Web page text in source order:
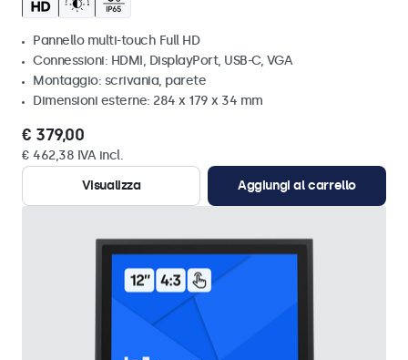
Pannello multi-touch Full HD
Connessioni: HDMI, DisplayPort, USB-C, VGA
Montaggio: scrivania, parete
Dimensioni esterne: 284 x 179 x 34 mm
€ 379,00
€ 462,38 IVA incl.
Visualizza
Aggiungi al carrello